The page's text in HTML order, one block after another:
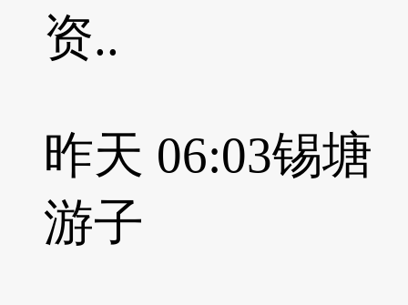
资..
昨天 06:03锡塘
游子